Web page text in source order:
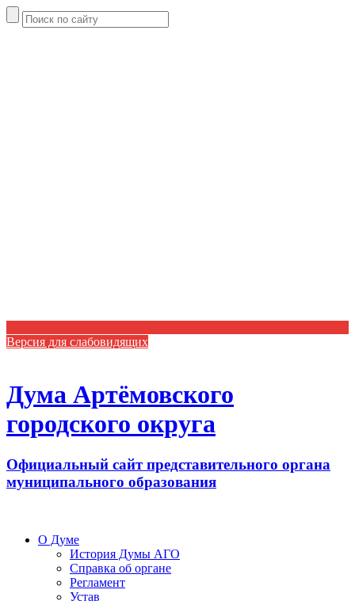
Версия для слабовидящих
Дума Артёмовского
городского округа
Официальный сайт представительного органа
муниципального образования
О Думе
История Думы АГО
Справка об органе
Регламент
Устав